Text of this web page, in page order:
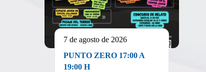
7 de agosto de 2026
PUNTO ZERO 17:00 A
19:00 H